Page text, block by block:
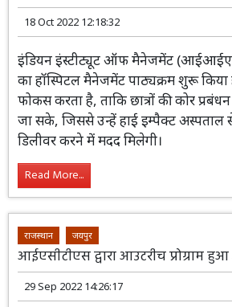
Read More...
स्वास्थ्य
मेडिकल क्षेत्र में टेक्नीशियन व हेल्थकेयर
18 Oct 2022 12:18:32
पाठ्यक्रम शुरू किया है,
जा सके, जिससे उन्हें हाई इम्पैक्ट अस्पताल
डिलीवर करने में मदद मिलेगी।
Read More...